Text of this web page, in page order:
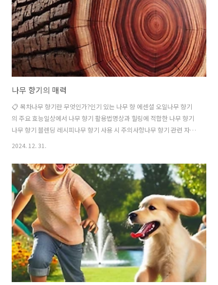
공기를 통해 전파되며, 감염된 사람의 기침, 재채기를 통해 쉽게 퍼집니
다.또한, 바이러스가 ..
나무 향기의 매력
📋 목차나무 향기란 무엇인가?인기 있는 나무 향 에센셜 오일나무 향기
의 주요 효능일상에서 나무 향기 활용법명상과 힐링에 적합한 나무 향기
나무 향기 블렌딩 레시피나무 향기 사용 시 주의사항나무 향기 관련 자주
묻는 질문 FAQ나무 향기란 무엇인가?나무 향기는 자연의 고요와 숲의
는 특별한 향입니다. 주로 나무의 껍질, 줄기, 뿌리에서 추출한 에센셜 오
일에서 비롯되며, 자연 그 자체의 깊이 있는 특성을 담아낸다는 점에서
특별합니다. 이러한 나무 향은 본능적으로 사람들에게 편안함과 안정감
을 선사하며, 자연 속에서 느낄 수 있는 심리적 치유를 일상으로 가져오
는 데 중요한 역할을 합니다. 나무 향기는 단순한 향을 넘어 우리의 감각
과 마음에 깊..
2024. 12. 31.